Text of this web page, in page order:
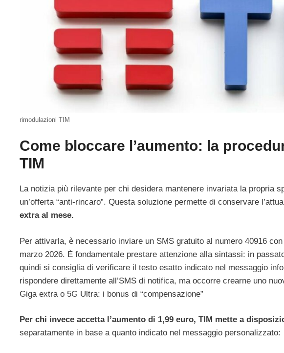
rimodulazioni TIM
Come bloccare l’aumento: la
TIM
La notizia più rilevante per chi desidera mantenere invariata la propria
un’offerta “anti-rincaro”. Questa soluzione permette di conservare
extra al mese.
Per attivarla, è necessario inviare un SMS gratuito al numero 40916
marzo 2026. È fondamentale prestare attenzione alla sintassi: in
quindi si consiglia di verificare il testo esatto indicato nel messaggio
rispondere direttamente all’SMS di notifica, ma occorre crearne uno
Giga extra o 5G Ultra: i bonus di “compensazione”
Per chi invece accetta l’aumento di 1,99 euro, TIM mette a
separatamente in base a quanto indicato nel messaggio personalizzato: